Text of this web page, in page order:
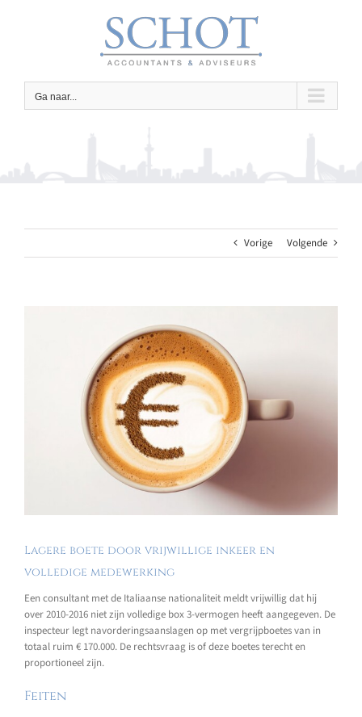
Ga naar...
Vorige Volgende
Lagere boete door vrijwillige inkeer en
volledige medewerking
Een consultant met de Italiaanse nationaliteit meldt vrijwillig dat hij
over 2010-2016 niet zijn volledige box 3-vermogen heeft aangegeven. De
inspecteur legt navorderingsaanslagen op met vergrijpboetes van in
totaal ruim € 170.000. De rechtsvraag is of deze boetes terecht en
proportioneel zijn.
Feiten